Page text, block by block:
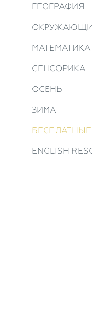
ГЕОГРАФИЯ
МАТЕМАТИКА
СЕНСОРИКА
ОСЕНЬ
ЗИМА
ENGLISH